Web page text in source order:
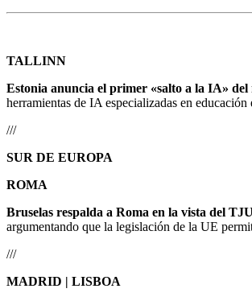
TALLINN
Estonia anuncia el primer «salto a la IA»
herramientas de IA especializadas en
///
SUR DE EUROPA
ROMA
Bruselas respalda a Roma en la vista del
argumentando que la legislación de la UE
///
MADRID | LISBOA